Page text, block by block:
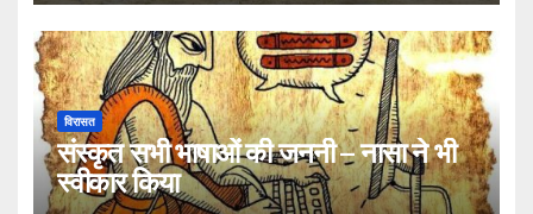
विरासत
संस्कृत सभी भाषाओं की जननी – नासा ने भी
स्वीकार किया